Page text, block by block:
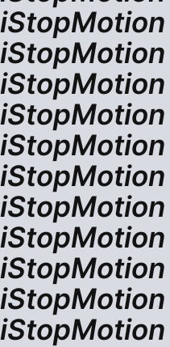
iStopMotion
iStopMotion
iStopMotion
iStopMotion
iStopMotion
iStopMotion
iStopMotion
iStopMotion
iStopMotion
iStopMotion
iStopMotion